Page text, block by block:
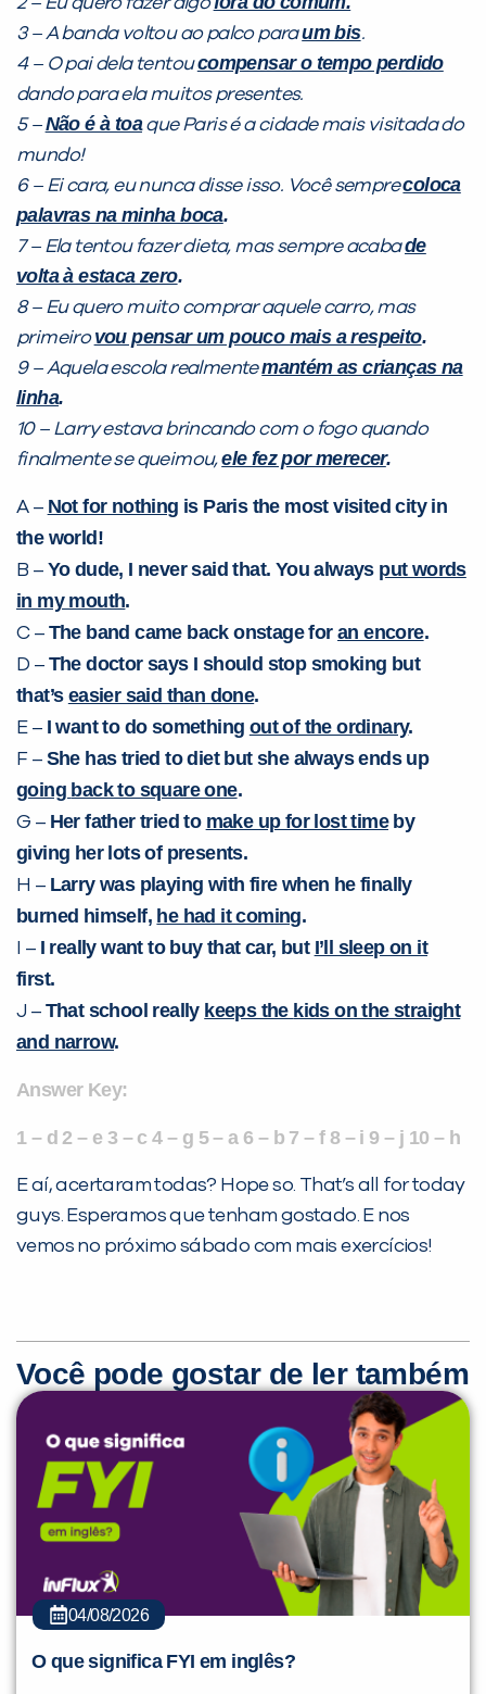
3 – A banda voltou ao palco paraum bis.
4 – O pai dela tentoucompensar o tempo perdido
dando para ela muitos presentes.
5 –Não é à toaque Paris é a cidade mais visitada do
mundo!
6 – Ei cara, eu nunca disse isso. Você semprecoloca
palavras na minha boca.
7 – Ela tentou fazer dieta, mas sempre acabade
volta à estaca zero.
8 – Eu quero muito comprar aquele carro, mas
primeirovou pensar um pouco mais a respeito.
9 – Aquela escola realmentemantém as crianças na
linha.
10 – Larry estava brincando com o fogo quando
finalmente se queimou,ele fez por merecer.
A – Not for nothing is Paris the most visited city in
the world!
B – Yo dude, I never said that. You always put words
in my mouth.
C – The band came back onstage foran encore.
D – The doctor says I should stop smoking but
that’s easier said than done.
E – I want to do something out of the ordinary.
F – She has tried to diet but she always ends up
going back to square one.
G – Her father tried to make up for lost timeby
giving her lots of presents.
H – Larry was playing with fire when he finally
burned himself, he had it coming.
I – I really want to buy that car, but I’ll sleep on it
first.
J – That school really keeps the kids on the straight
and narrow.
Answer Key:
1 – d 2 – e 3 – c 4 – g 5 – a 6 – b 7 – f 8 – i 9 – j 10 – h
E aí, acertaram todas? Hope so. That’s all for today
guys. Esperamos que tenham gostado. E nos
vemos no próximo sábado com mais exercícios!
Você pode gostar de ler também
04/08/2026
O que significa FYI em inglês?
Preencha com seus dados abaixo e
já vamos te colocar em contato
Você é aluno inFlux?
VOLTAR